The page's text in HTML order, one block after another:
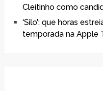
Cleitinho como
‘Silo’: que horas
temporada na Apple